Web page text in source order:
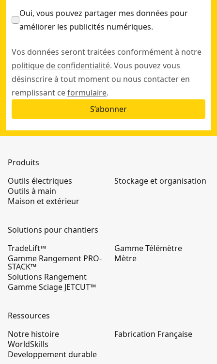
Oui, vous pouvez partager mes données pour
améliorer les publicités numériques.
Vos données seront traitées conformément à notre
politique de confidentialité. Vous pouvez vous
désinscrire à tout moment ou nous contacter en
remplissant ceformulaire.
S’abonner
Produits
Outils électriques
Outils à main
Maison et extérieur
Stockage et organisation
Solutions pour chantiers
TradeLift™
Gamme Rangement PRO-
STACK™
Solutions Rangement
Gamme Sciage JETCUT™
Gamme Télémètre
Mètre
Ressources
Notre histoire
WorldSkills
Developpement durable
Fabrication Française